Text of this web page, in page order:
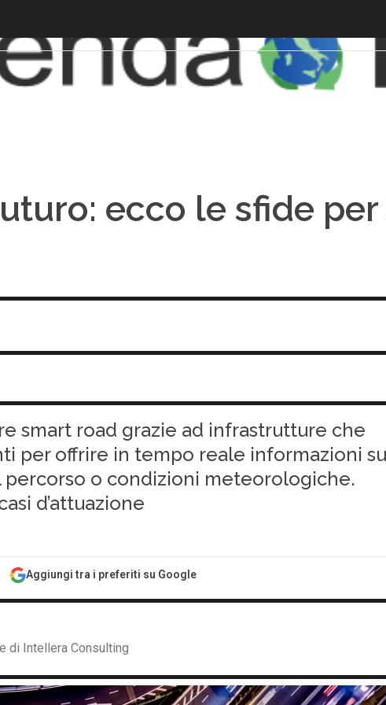
ecco le sfide
smart road grazie ad infrastrutture che
per offrire in tempo reale informazioni su
o condizioni meteorologiche.
d’attuazione
Aggiungi tra i preferiti su Google
di Intellera Consulting